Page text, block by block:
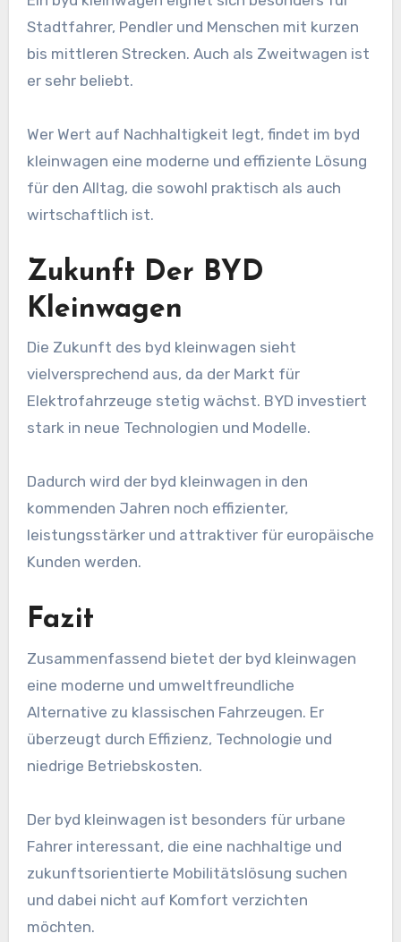
Stadtfahrer, Pendler und Menschen mit kurzen
bis mittleren Strecken. Auch als Zweitwagen ist
er sehr beliebt.
Wer Wert auf Nachhaltigkeit legt, findet im byd
kleinwagen eine moderne und effiziente Lösung
für den Alltag, die sowohl praktisch als auch
wirtschaftlich ist.
Zukunft Der BYD
Kleinwagen
Die Zukunft des byd kleinwagen sieht
vielversprechend aus, da der Markt für
Elektrofahrzeuge stetig wächst. BYD investiert
stark in neue Technologien und Modelle.
Dadurch wird der byd kleinwagen in den
kommenden Jahren noch effizienter,
leistungsstärker und attraktiver für europäische
Kunden werden.
Fazit
Zusammenfassend bietet der byd kleinwagen
eine moderne und umweltfreundliche
Alternative zu klassischen Fahrzeugen. Er
überzeugt durch Effizienz, Technologie und
niedrige Betriebskosten.
Der byd kleinwagen ist besonders für urbane
Fahrer interessant, die eine nachhaltige und
zukunftsorientierte Mobilitätslösung suchen
und dabei nicht auf Komfort verzichten
möchten.